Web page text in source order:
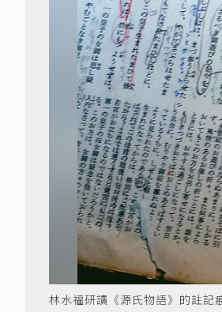
林水福研讀《源氏物語》的註記